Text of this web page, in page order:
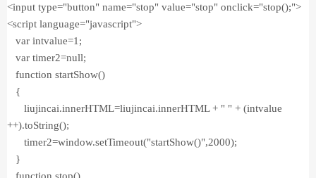
<input type="button" name="stop" value="stop" onclick="stop();">
<script language="javascript">
var intvalue=1;
var timer2=null;
function startShow()
{
liujincai.innerHTML=liujincai.innerHTML + " " + (intvalue
++).toString();
timer2=window.setTimeout("startShow()",2000);
}